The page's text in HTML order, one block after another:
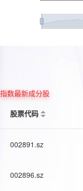
指数最新成分股
股票代码
002891.sz
002896.sz